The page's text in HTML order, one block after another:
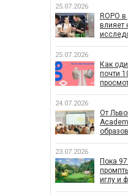
25.07.2026
ROPO
влияет
25.07.2026
Как
почти
24.07.2026
От
23.07.2026
Пока
иглу и